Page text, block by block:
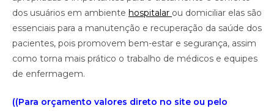
dos usuários em ambiente hospitalar ou domiciliar elas são
essenciais para a manutenção e recuperação da saúde dos
pacientes, pois promovem bem-estar e segurança, assim
como torna mais prático o trabalho de médicos e equipes
de enfermagem.
((Para orçamento valores direto no site ou pelo